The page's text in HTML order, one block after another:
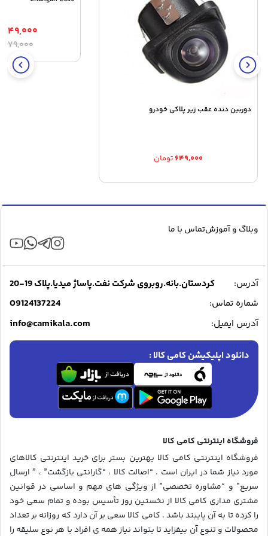
دوربین دنده عقب زیر پلاکی خودرو
۶۴۹,۰۰۰ تومان
وبلاگ و آموزشتماس با ما
آدرس:
کردستان.بانه.روبروی شرکت نفت.پاساژ میدیا.پلاک 19-20
شماره تماس:
09124137224
آدرس ایمیل: info@camikala.com
دانلود اپلیکیشن کامی کالا :
فروشگاه اینترنتی کامی کالا
فروشگاه اینترنتی کامی کالا بهترین بستر برای خرید اینترنتی کالاهای
مورد نیاز شما در ایران است . “اصالت کالا ، “گارانتی بازگشت” ، ” ارسال
سریع” و “مشاوره تخصصی” از ویژگی های مهم و اساسی در قوانین
مشتری مداری کامی کالا از نخستین روز تأسیس بوده و تمام سعی خود
را کرده تا به آن پایبند باشد . کامی کالا سعی بر آن دارد که روزانه بر تعداد
محصولات و تنوع آن بیفزاید تا بتواند نیاز همه ی افراد با هر نوع سلیقه را